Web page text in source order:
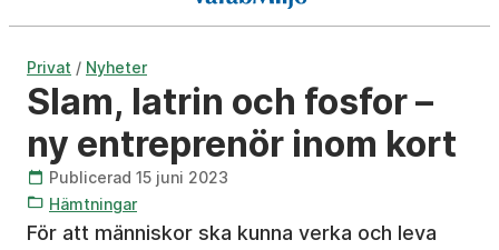
Privat / Nyheter
Slam, latrin och fosfor –
ny entreprenör inom kort
Publicerad 15 juni 2023
Hämtningar
För att människor ska kunna verka och leva